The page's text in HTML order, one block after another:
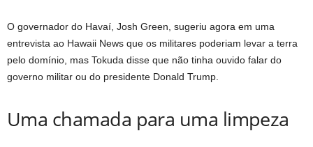
O governador do Havaí, Josh Green, sugeriu agora em uma
entrevista ao Hawaii News que os militares poderiam levar a terra
pelo domínio, mas Tokuda disse que não tinha ouvido falar do
governo militar ou do presidente Donald Trump.
Uma chamada para uma limpeza